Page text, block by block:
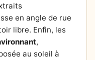
en angle de rue
libre. Enfin, les
,
au soleil à